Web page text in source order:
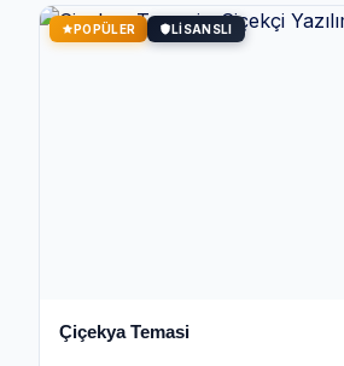
POPÜLER LISANSLI
Çiçekya Temasi